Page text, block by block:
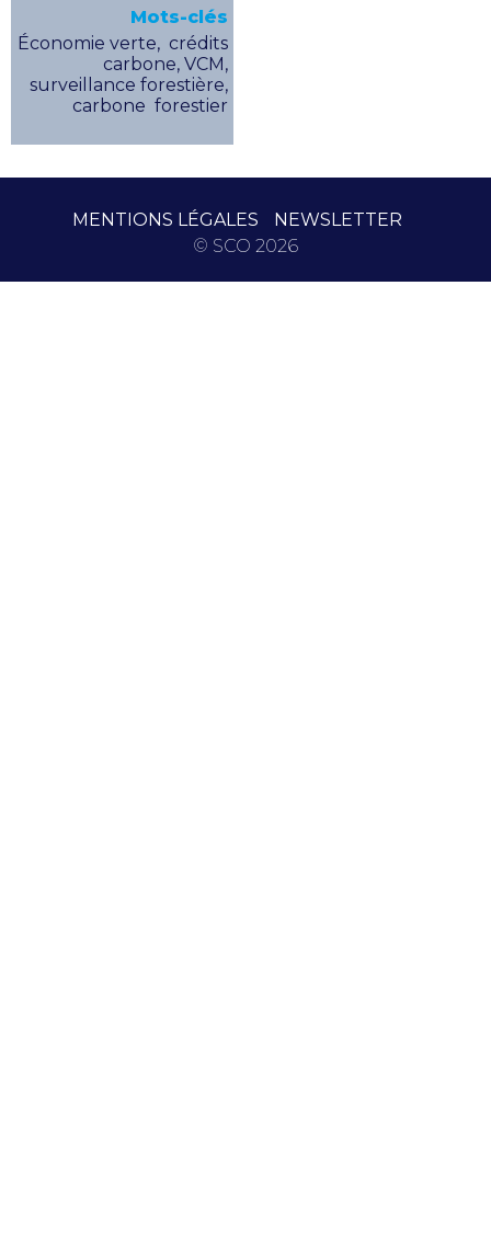
Mots-clés
Économie verte, crédits
carbone, VCM,
surveillance forestière,
carbone forestier
MENTIONS LÉGALES
NEWSLETTER
© SCO 2026